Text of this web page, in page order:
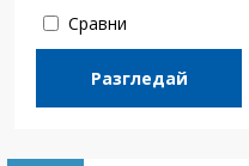
Сравни
Разгледай